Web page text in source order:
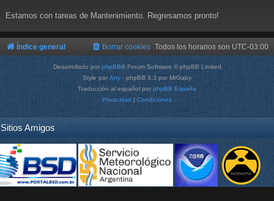
Estamos con tareas de Mantenimiento. Regresamos pronto!
Índice general Todos los horarios son UTC-03:00
Borrar cookies
Desarrollado por phpBB® Forum Software © phpBB Limited
Style por Arty - phpBB 3.3 por MrGaby
Traducción al español por phpBB España
Privacidad | Condiciones
Sitios Amigos